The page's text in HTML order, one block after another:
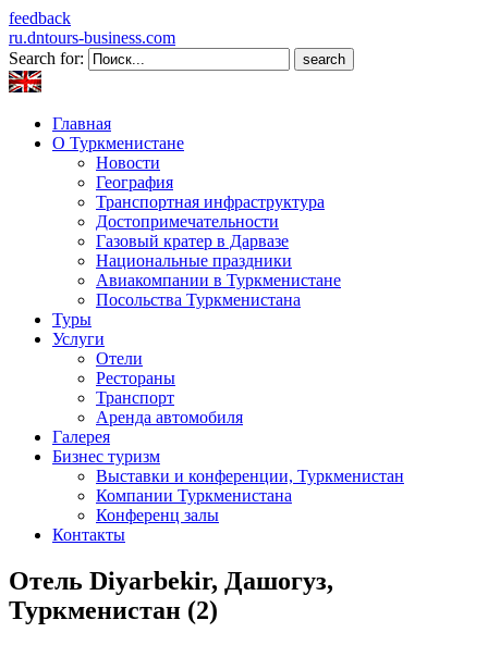
feedback
ru.dntours-business.com
Search for:
Главная
О Туркменистане
Новости
География
Транспортная инфраструктура
Достопримечательности
Газовый кратер в Дарвазе
Национальные праздники
Авиакомпании в Туркменистане
Посольства Туркменистана
Туры
Услуги
Отели
Рестораны
Транспорт
Аренда автомобиля
Галерея
Бизнес туризм
Выставки и конференции, Туркменистан
Компании Туркменистана
Конференц залы
Контакты
Отель Diyarbekir, Дашогуз,
Туркменистан (2)